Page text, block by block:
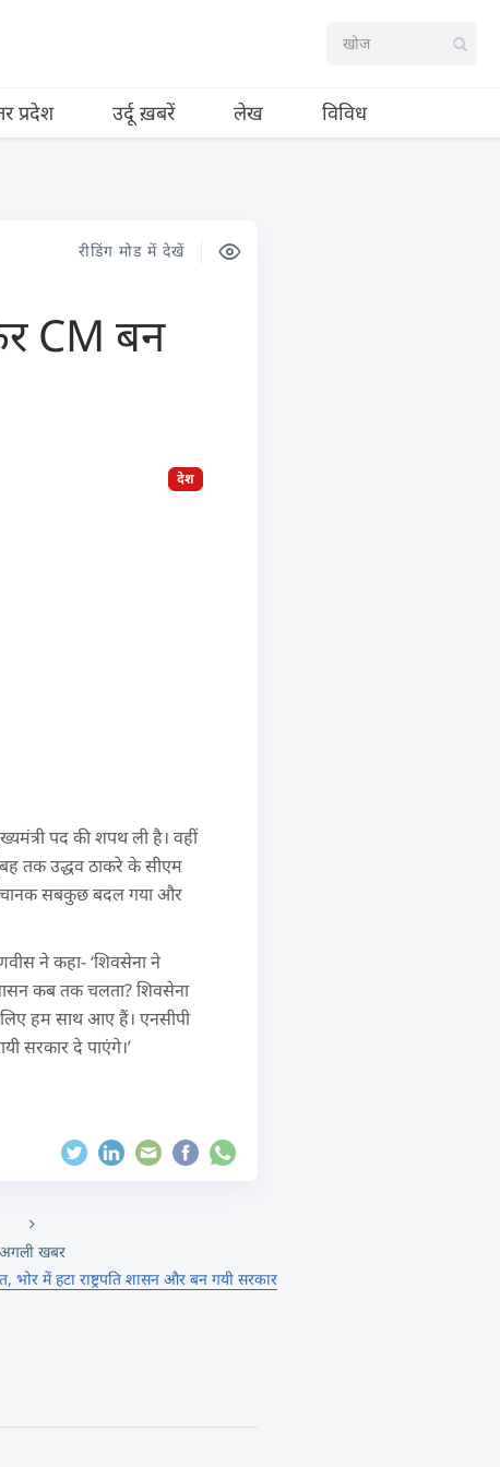
प्रदेश उर्दू ख़बरें लेख विविध
रीडिंग मोड में देखें
CM बन
देश
पद की शपथ ली है। वहीं
तक उद्धव ठाकरे के सीएम
अचानक सबकुछ बदल गया और
ने कहा- ‘शिवसेना ने
शासन कब तक चलता? शिवसेना
हम साथ आए हैं। एनसीपी
सरकार दे पाएंगे।’
अगली खबर
भोर में हटा राष्ट्रपति शासन और बन गयी सरकार